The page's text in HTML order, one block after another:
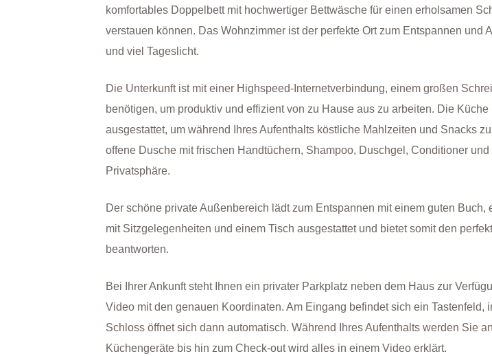
komfortables Doppelbett mit hochwertiger Bettwäsche für einen erholsamen
verstauen können. Das Wohnzimmer ist der perfekte Ort zum Entspannen
und viel Tageslicht.
Die Unterkunft ist mit einer Highspeed-Internetverbindung, einem großen
benötigen, um produktiv und effizient von zu Hause aus zu arbeiten. Die
ausgestattet, um während Ihres Aufenthalts köstliche Mahlzeiten und Snacks
offene Dusche mit frischen Handtüchern, Shampoo, Duschgel, Conditioner
Privatsphäre.
Der schöne private Außenbereich lädt zum Entspannen mit einem guten
mit Sitzgelegenheiten und einem Tisch ausgestattet und bietet somit den
beantworten.
Bei Ihrer Ankunft steht Ihnen ein privater Parkplatz neben dem Haus zur
Video mit den genauen Koordinaten. Am Eingang befindet sich ein
Schloss öffnet sich dann automatisch. Während Ihres Aufenthalts werden Sie
Küchengeräte bis hin zum Check-out wird alles in einem Video erklärt.